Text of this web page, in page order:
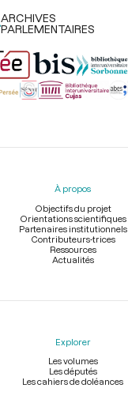
ARCHIVES
PARLEMENTAIRES
À propos
Objectifs du projet
Orientations scientifiques
Partenaires institutionnels
Contributeurs-trices
Ressources
Actualités
Explorer
Les volumes
Les députés
Les cahiers de doléances